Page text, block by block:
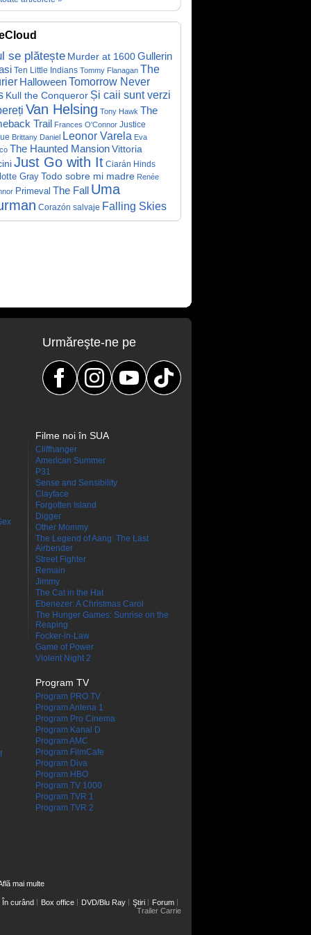
se plătește Murder at 1600Gullerin
Ten Little Indians Tommy Flanagan The
HalloweenTomorrow Never
Kull the Conqueror Și caii sunt verzi
Van Helsing Tony Hawk The
Trail Frances O'Connor Justice
Brittany Daniel Leonor Varela Eva
The Haunted MansionVittoria
Just Go with It Ciarán Hinds
GrayTodo sobre mi madre Renée
Primeval The Fall Uma
Corazón salvaje Falling Skies
Urmăreşte-ne pe
Filme noi în SUA
Cliffhanger
American Summer
P31
Sense and Sensibility
Clayface
Forgotten Island
Digger
Other Mommy
The Legend of Aang: The Last
Airbender
Street Fighter
Remain
Jimmy
The Cat in the Hat
Ebenezer: A Christmas Carol
The Hunger Games: Sunrise on the
Reaping
Focker-in-Law
Game of Power
Violent Night 2
Program TV
Program PRO TV
Program Antena 1
Program Pro Cinema
Program Kanal D
Program AMC
Program FilmCafe
Program Diva
Program HBO
Program TV 1000
Program TVR 1
Program TVR 2
mai multe
În curând Box office DVD/Blu Ray Ştiri
Forum
Trailer Carrie